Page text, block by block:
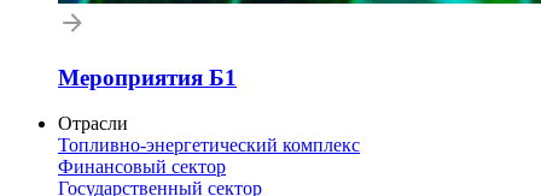
Мероприятия Б1
Отрасли
Топливно-энергетический комплекс
Финансовый сектор
Государственный сектор